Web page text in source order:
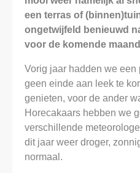
een terras of
ongetwijfeld benieuwd
voor de komende
Vorig jaar hadden we een
geen einde aan leek te
genieten, voor de ander
Horecakaars hebben we
verschillende
dit jaar weer droger,
normaal.